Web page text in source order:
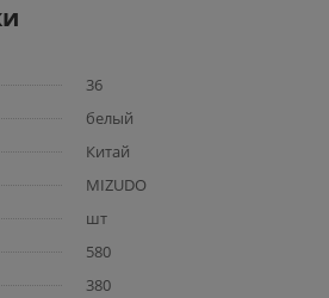
36
белый
Китай
MIZUDO
шт
580
380